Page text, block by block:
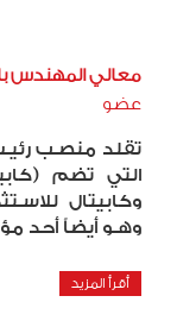
معالي المهندس
عضو
تقلد منصـب
التي تضم
وهـو أيضاً أحد
أقرأ المزيد